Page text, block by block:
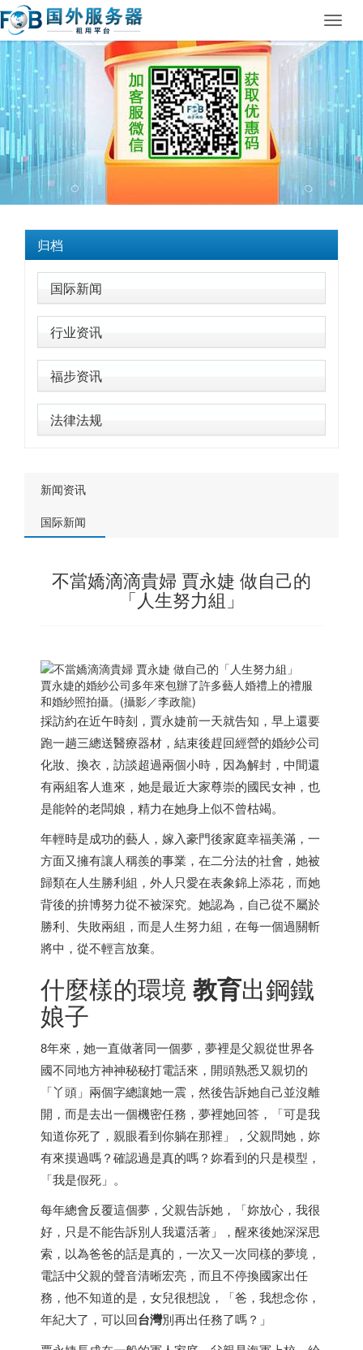
归档
国际新闻
行业资讯
福步资讯
法律法规
新闻资讯
国际新闻
不當嬌滴滴貴婦 賈永婕 做自己的
「人生努力組」
賈永婕的婚紗公司多年來包辦了許多藝人婚禮上的禮服
和婚紗照拍攝。(攝影／李政龍)
採訪約在近午時刻，賈永婕前一天就告知，早上還要
跑一趟三總送醫療器材，結束後趕回經營的婚紗公司
化妝、換衣，訪談超過兩個小時，因為解封，中間還
有兩組客人進來，她是最近大家尊崇的國民女神，也
是能幹的老闆娘，精力在她身上似不曾枯竭。
年輕時是成功的藝人，嫁入豪門後家庭幸福美滿，一
方面又擁有讓人稱羨的事業，在二分法的社會，她被
歸類在人生勝利組，外人只愛在表象錦上添花，而她
背後的拚博努力從不被深究。她認為，自己從不屬於
勝利、失敗兩組，而是人生努力組，在每一個過關斬
將中，從不輕言放棄。
什麼樣的環境教育出鋼鐵
娘子
8年來，她一直做著同一個夢，夢裡是父親從世界各
國不同地方神神秘秘打電話來，開頭熟悉又親切的
「丫頭」兩個字總讓她一震，然後告訴她自己並沒離
開，而是去出一個機密任務，夢裡她回答，「可是我
知道你死了，親眼看到你躺在那裡」，父親問她，妳
有來摸過嗎？確認過是真的嗎？妳看到的只是模型，
「我是假死」。
每年總會反覆這個夢，父親告訴她，「妳放心，我很
好，只是不能告訴別人我還活著」，醒來後她深深思
索，以為爸爸的話是真的，一次又一次同樣的夢境，
電話中父親的聲音清晰宏亮，而且不停換國家出任
務，他不知道的是，女兒很想說，「爸，我想念你，
年紀大了，可以回台灣別再出任務了嗎？」